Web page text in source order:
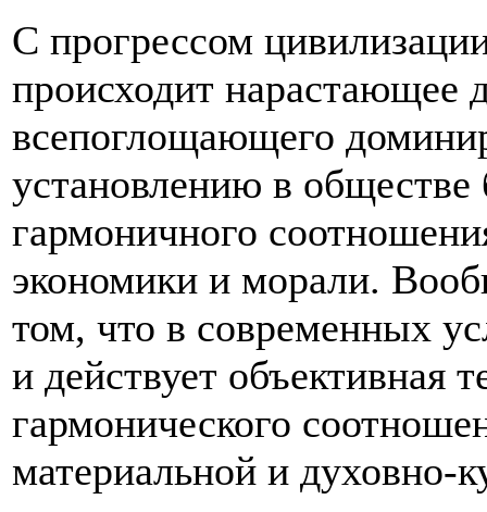
С прогрессом
происходит нарастающее
всепоглощающего
установлению в обществе
гармоничного
экономики и морали.
том, что в современных
и действует объективная
гармонического
материальной и духовно-